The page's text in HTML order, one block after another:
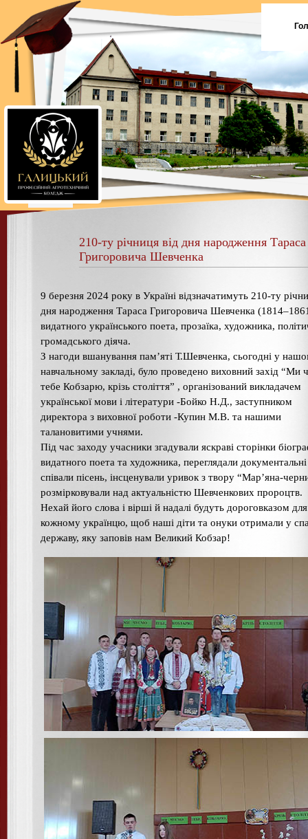
210-ту річниця від дня народження Тараса
Григоровича Шевченка
9 березня 2024 року в Україні відзначатимуть 210-ту
дня народження Тараса Григоровича Шевченка
видатного українського поета, прозаїка, художника,
громадського діяча.
З нагоди вшанування пам’яті Т.Шевченка, сьогодні у
навчальному закладі, було проведено виховний захід “Ми
тебе Кобзарю, крізь століття” , організований викладачем
української мови і літератури -Бойко Н.Д., заступником
директора з виховної роботи -Купин М.В. та нашими
талановитими учнями.
Під час заходу учасники згадували яскраві сторінки
видатного поета та художника, переглядали документальні
співали пісень, інсценували уривок з твору “Мар’яна-
розмірковували над актуальністю Шевченкових пророцтв.
Нехай його слова і вірші й надалі будуть дороговказом
кожному українцю, щоб наші діти та онуки отримали у
державу, яку заповів нам Великий Кобзар!